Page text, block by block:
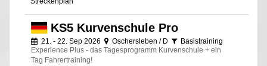
KS5 Kurvenschule Pro
21. - 22. Sep 2026 Oschersleben / D
Basistraining
Experience Plus - das Tagesprogramm Kurvenschule + ein
Tag Fahrertraining!